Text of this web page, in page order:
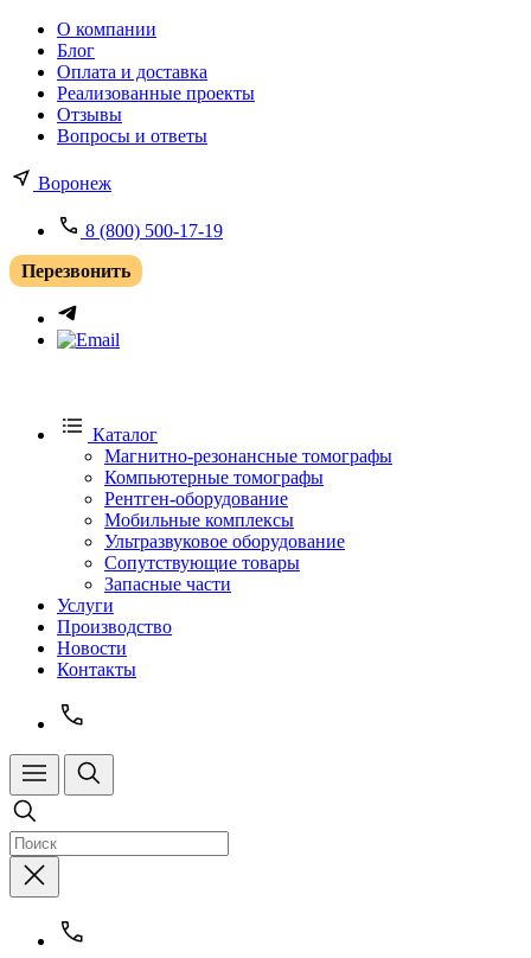
О компании
Блог
Оплата и доставка
Реализованные проекты
Отзывы
Вопросы и ответы
Воронеж
8 (800) 500-17-19
Перезвонить
Каталог
Магнитно-резонансные томографы
Компьютерные томографы
Рентген-оборудование
Мобильные комплексы
Ультразвуковое оборудование
Сопутствующие товары
Запасные части
Услуги
Производство
Новости
Контакты